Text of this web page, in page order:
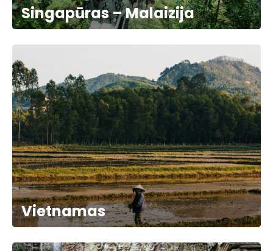
Singapūras – Malaizija
Vietnamas